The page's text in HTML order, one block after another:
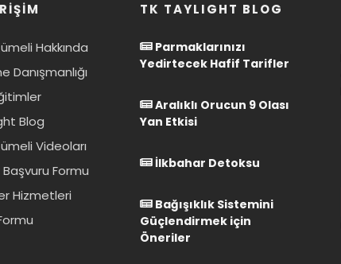
Hakkında
Danışmanlığı
Blog
Videoları
Formu
Hizmetleri
TK TAYLIGHT BLOG
Parmaklarınızı
Yedirtecek Hafif Tarifler
Aralıklı Orucun 9 Olası
Yan Etkisi
İlkbahar Detoksu
Bağışıklık Sistemini
Güçlendirmek için
Öneriler